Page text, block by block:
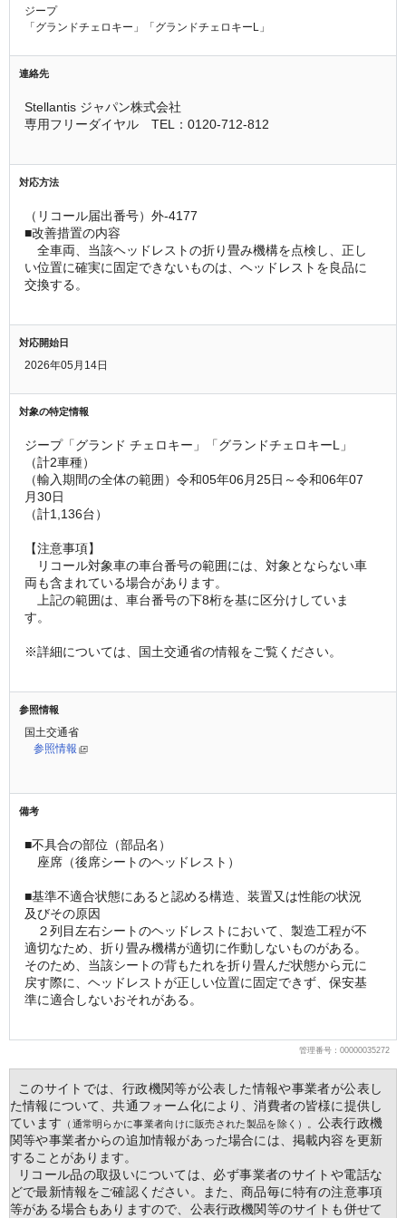
ジープ
「グランドチェロキー」「グランドチェロキーL」
連絡先
Stellantis ジャパン株式会社
専用フリーダイヤル　TEL：0120-712-812
対応方法
（リコール届出番号）外-4177
■改善措置の内容
全車両、当該ヘッドレストの折り畳み機構を点検し、正し
い位置に確実に固定できないものは、ヘッドレストを良品に
交換する。
対応開始日
2026年05月14日
対象の特定情報
ジープ「グランド チェロキー」「グランドチェロキーL」
（計2車種）
（輸入期間の全体の範囲）令和05年06月25日～令和06年07
月30日
（計1,136台）
【注意事項】
リコール対象車の車台番号の範囲には、対象とならない車
両も含まれている場合があります。
上記の範囲は、車台番号の下8桁を基に区分けしていま
す。
※詳細については、国土交通省の情報をご覧ください。
参照情報
国土交通省
参照情報
備考
■不具合の部位（部品名）
座席（後席シートのヘッドレスト）
■基準不適合状態にあると認める構造、装置又は性能の状況
及びその原因
２列目左右シートのヘッドレストにおいて、製造工程が不
適切なため、折り畳み機構が適切に作動しないものがある。
そのため、当該シートの背もたれを折り畳んだ状態から元に
戻す際に、ヘッドレストが正しい位置に固定できず、保安基
準に適合しないおそれがある。
管理番号：00000035272
このサイトでは、行政機関等が公表した情報や事業者が公表し
た情報について、共通フォーム化により、消費者の皆様に提供し
ています
（通常明らかに事業者向けに販売された製品を除く）。 公表行政機
関等や事業者からの追加情報があった場合には、掲載内容を更新
することがあります。
リコール品の取扱いについては、必ず事業者のサイトや電話な
どで最新情報をご確認ください。また、商品毎に特有の注意事項
等がある場合もありますので、公表行政機関等のサイトも併せて